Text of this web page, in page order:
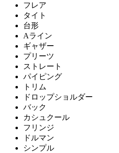
フレア
タイト
台形
Aライン
ギャザー
プリーツ
ストレート
パイピング
トリム
ドロップショルダー
バック
カシュクール
フリンジ
ドルマン
シンプル